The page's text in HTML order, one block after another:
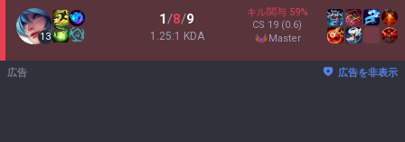
13
1/8/9
1.25:1 KDA
キル関与 59%
CS 19 (0.6)
master
広告 広告を非表示